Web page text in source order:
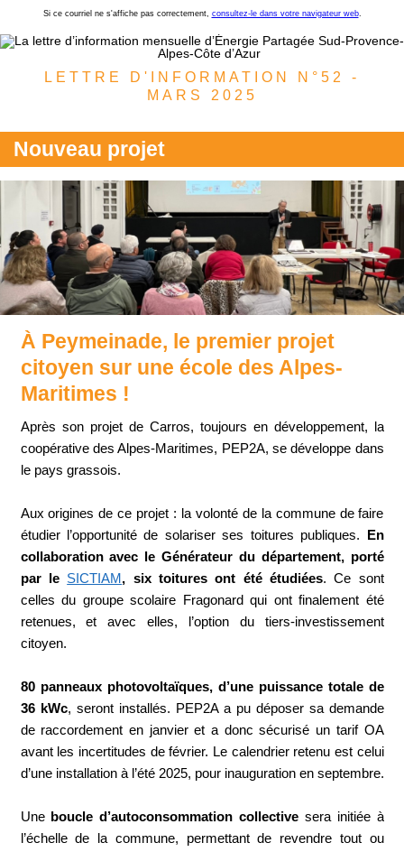
Si ce courriel ne s'affiche pas correctement, consultez-le dans votre navigateur web.
LETTRE D'INFORMATION N°52 -
MARS 2025
Nouveau projet
À Peymeinade, le premier projet
citoyen sur une école des Alpes-
Maritimes !
Après son projet de Carros, toujours en développement, la
coopérative des Alpes-Maritimes, PEP2A, se développe dans
le pays grassois.
Aux origines de ce projet : la volonté de la commune de faire
étudier l’opportunité de solariser ses toitures publiques. En
collaboration avec le Générateur du département, porté
par le SICTIAM, six toitures ont été étudiées. Ce sont
celles du groupe scolaire Fragonard qui ont finalement été
retenues, et avec elles, l’option du tiers-investissement
citoyen.
80 panneaux photovoltaïques, d’une puissance totale de
36 kWc, seront installés. PEP2A a pu déposer sa demande
de raccordement en janvier et a donc sécurisé un tarif OA
avant les incertitudes de février. Le calendrier retenu est celui
d’une installation à l’été 2025, pour inauguration en septembre.
Une boucle d’autoconsommation collective sera initiée à
l’échelle de la commune, permettant de revendre tout ou